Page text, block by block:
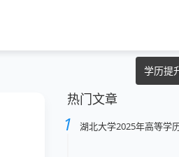
学历提
热门文章
湖北大学2025年高等学